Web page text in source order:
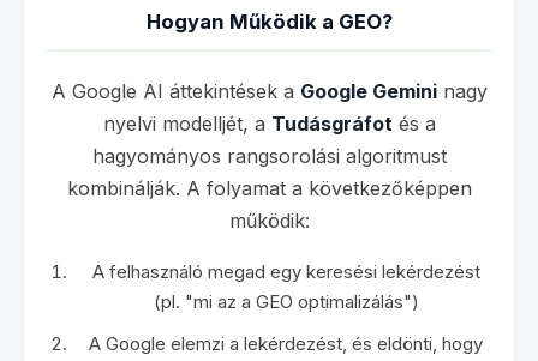
Hogyan Működik a GEO?
A Google AI áttekintések a Google Gemininagy
nyelvi modelljét, a Tudásgráfotés a
hagyományos rangsorolási algoritmust
kombinálják. A folyamat a következőképpen
működik:
A felhasználó megad egy keresési lekérdezést
(pl. "mi az a GEO optimalizálás")
A Google elemzi a lekérdezést, és eldönti, hogy